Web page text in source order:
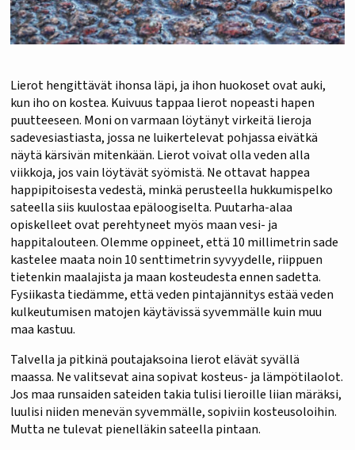
Lierot hengittävät ihonsa läpi, ja ihon huokoset ovat auki,
kun iho on kostea. Kuivuus tappaa lierot nopeasti hapen
puutteeseen. Moni on varmaan löytänyt virkeitä lieroja
sadevesiastiasta, jossa ne luikertelevat pohjassa eivätkä
näytä kärsivän mitenkään. Lierot voivat olla veden alla
viikkoja, jos vain löytävät syömistä. Ne ottavat happea
happipitoisesta vedestä, minkä perusteella hukkumispelko
sateella siis kuulostaa epäloogiselta. Puutarha-alaa
opiskelleet ovat perehtyneet myös maan vesi- ja
happitalouteen. Olemme oppineet, että 10 millimetrin sade
kastelee maata noin 10 senttimetrin syvyydelle, riippuen
tietenkin maalajista ja maan kosteudesta ennen sadetta.
Fysiikasta tiedämme, että veden pintajännitys estää veden
kulkeutumisen matojen käytävissä syvemmälle kuin muu
maa kastuu.
Talvella ja pitkinä poutajaksoina lierot elävät syvällä
maassa. Ne valitsevat aina sopivat kosteus- ja lämpötilaolot.
Jos maa runsaiden sateiden takia tulisi lieroille liian märäksi,
luulisi niiden menevän syvemmälle, sopiviin kosteusoloihin.
Mutta ne tulevat pienelläkin sateella pintaan.